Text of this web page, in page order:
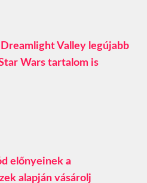
Valley legújabb
Wars tartalom is
előnyeinek a
alapján vásárolj